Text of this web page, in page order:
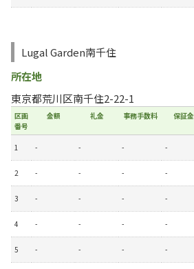
Lugal Garden南千住
所在地
東京都荒川区南千住2-22-1
区画
番号
金額 礼金 事務手数料 保証金
1 - - - -
2 - - - -
3 - - - -
4 - - - -
5 - - - -